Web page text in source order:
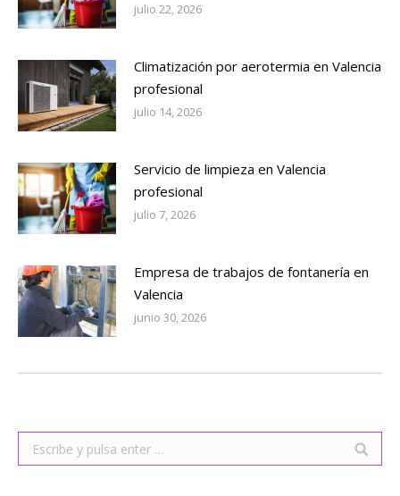
julio 22, 2026
Climatización por aerotermia en Valencia
profesional
julio 14, 2026
Servicio de limpieza en Valencia
profesional
julio 7, 2026
Empresa de trabajos de fontanería en
Valencia
junio 30, 2026
Buscar: